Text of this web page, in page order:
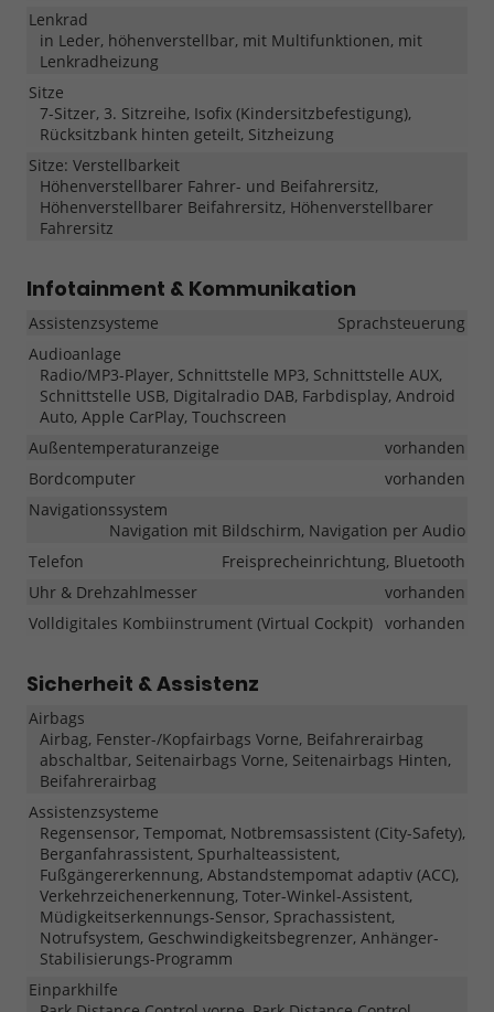
Lenkrad
in Leder, höhenverstellbar, mit Multifunktionen, mit
Lenkradheizung
Sitze
7-Sitzer, 3. Sitzreihe, Isofix (Kindersitzbefestigung),
Rücksitzbank hinten geteilt, Sitzheizung
Sitze: Verstellbarkeit
Höhenverstellbarer Fahrer- und Beifahrersitz,
Höhenverstellbarer Beifahrersitz, Höhenverstellbarer
Fahrersitz
Infotainment & Kommunikation
Assistenzsysteme
Sprachsteuerung
Audioanlage
Radio/MP3-Player, Schnittstelle MP3, Schnittstelle AUX,
Schnittstelle USB, Digitalradio DAB, Farbdisplay, Android
Auto, Apple CarPlay, Touchscreen
Außentemperaturanzeige
vorhanden
Bordcomputer
vorhanden
Navigationssystem
Navigation mit Bildschirm, Navigation per Audio
Telefon
Freisprecheinrichtung, Bluetooth
Uhr & Drehzahlmesser
vorhanden
Volldigitales Kombiinstrument (Virtual Cockpit) vorhanden
Sicherheit & Assistenz
Airbags
Airbag, Fenster-/Kopfairbags Vorne, Beifahrerairbag
abschaltbar, Seitenairbags Vorne, Seitenairbags Hinten,
Beifahrerairbag
Assistenzsysteme
Regensensor, Tempomat, Notbremsassistent (City-Safety),
Berganfahrassistent, Spurhalteassistent,
Fußgängererkennung, Abstandstempomat adaptiv (ACC),
Verkehrzeichenerkennung, Toter-Winkel-Assistent,
Müdigkeitserkennungs-Sensor, Sprachassistent,
Notrufsystem, Geschwindigkeitsbegrenzer, Anhänger-
Stabilisierungs-Programm
Einparkhilfe